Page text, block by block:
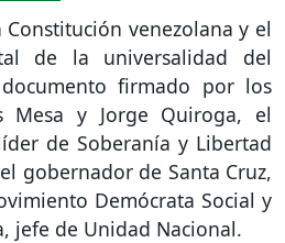
venezolana y el
de la universalidad del
firmado por los
Mesa y Jorge Quiroga, el
de Soberanía y Libertad
gobernador de Santa Cruz,
Demócrata Social y
jefe de Unidad Nacional.